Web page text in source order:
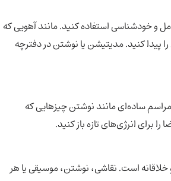
و خودشناسی استفاده کنید. مانند آهویی که
پیدا کنید. مدیتیشن یا نوشتن در دفترچه
ساده‌ای مانند نوشتن چیزهایی که
برای انرژی‌های تازه باز کنید.
است. نقاشی، نوشتن، موسیقی یا هر